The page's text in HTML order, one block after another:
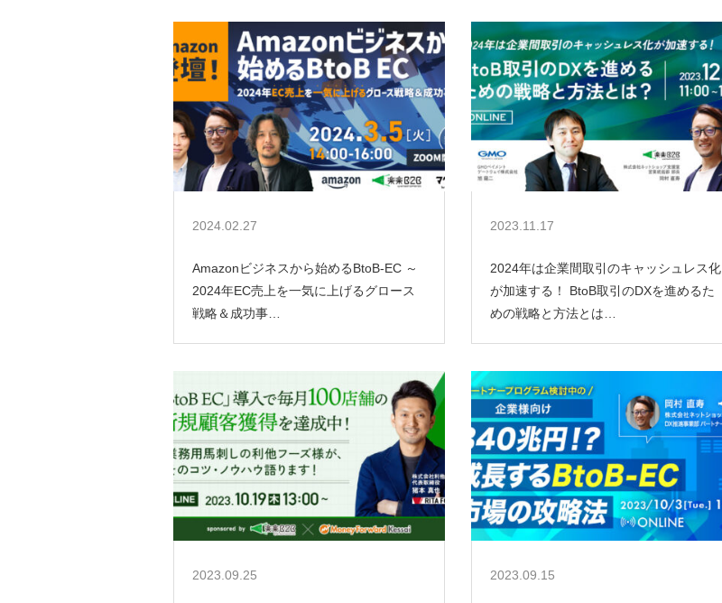
2024.02.27
Amazonビジネスから始めるBtoB-EC ～
2024年EC売上を一気に上げるグロース
戦略＆成功事…
2023.11.17
2024年は企業間取引のキャッシュレス化
が加速する！ BtoB取引のDXを進めるた
めの戦略と方法とは…
2023.09.25 2023.09.15